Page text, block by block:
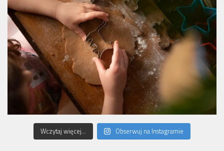
Wczytaj więcej... Obserwuj na Instagramie